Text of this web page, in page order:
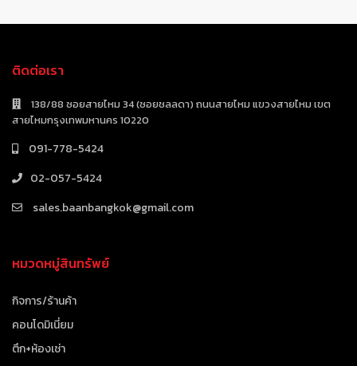
ติดต่อเรา
138/88 ซอยสายไหม 34 (ซอยชลลดา) ถนนสายไหม แขวงสายไหม เขต
สายไหมกรุงเทพมหานคร 10220
091-778-5424
02-057-5424
sales.baanbangkok@gmail.com
หมวดหมู่สินทรัพย์
กิจการ/ร้านค้า
คอนโดมิเนี่ยม
ตึก+ห้องเช่า